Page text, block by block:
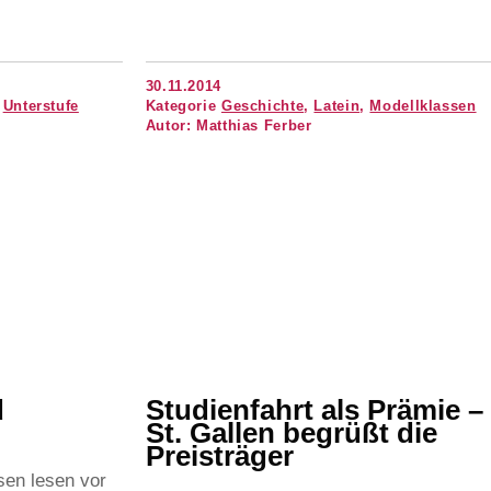
Unterstufe
lesen vor
30.11.2014
Kategorie Geschichte, Latein, Modellklassen
Autor: Matthias Ferber
Studienfahrt als Prämie –
St. Gallen begrüßt die
Preisträger